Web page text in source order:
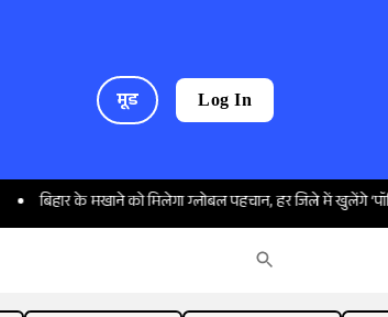
मूड Log In
के मखाने को मिलेगा ग्लोबल पहचान, हर जिले में खुलेंगे ‘पॉपिंग सेंटर’